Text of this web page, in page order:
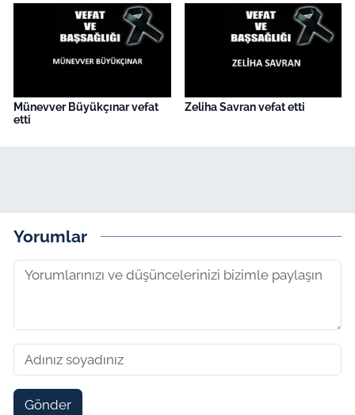
Münevver Büyükçınar vefat
etti
Zeliha Savran vefat etti
Yorumlar
Gönder